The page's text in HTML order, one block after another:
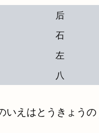
后
石
左
八
いえはとうきょうの